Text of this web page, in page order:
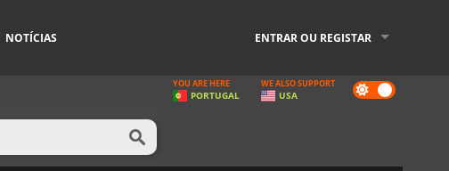
NOTÍCIAS ENTRAR OU REGISTAR
Dark
mode
YOU ARE HERE
PORTUGAL
WE ALSO SUPPORT
USA